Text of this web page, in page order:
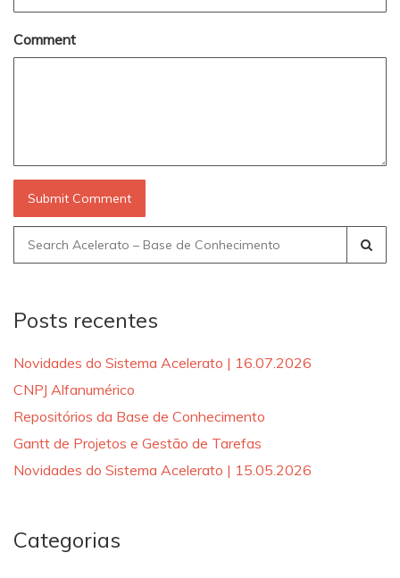
Comment
Search
for:
Posts recentes
Novidades do Sistema Acelerato | 16.07.2026
CNPJ Alfanumérico
Repositórios da Base de Conhecimento
Gantt de Projetos e Gestão de Tarefas
Novidades do Sistema Acelerato | 15.05.2026
Categorias